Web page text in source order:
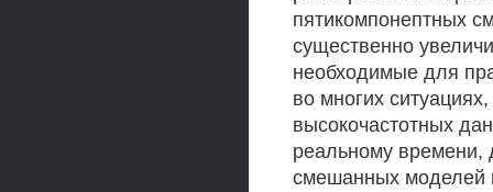
пятикомпонептных
существенно
необходимые для
во многих
высокочастотных
реальному времени,
смешанных моделей